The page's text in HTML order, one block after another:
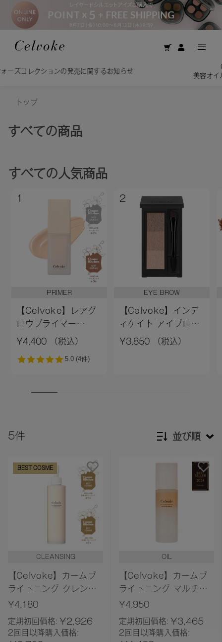
知らせ
Calm Brightening Cleansing Oil／
美容オイルで洗う贅沢。揺るがない、透明感
トップ
すべての商品
すべての人気商品
1
PRIMER
【Celvoke】レアグ
ロウプライマー
［01,02］＜新色追加
¥4,400 （税込）
2
EYE BROW
【Celvoke】インデ
ィケイト アイブロウ
パウダー 13＜2026
¥3,850 （税込）
5件 並び順
BEST COSME
CLEANSING
【Celvoke】カームブ
ライトニング クレンジ
ングオイル
¥4,180
定期初回価格: ¥2,926
2回目以降購入価格:
OIL
【Celvoke】カームブ
ライトニング マルチW
セラム
¥4,950
定期初回価格: ¥3,465
2回目以降購入価格: